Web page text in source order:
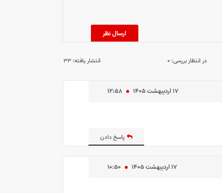
انتشار یافته:۳۳ در انتظار بررسی:۰
۱۲:۵۸ ۱۷ ارديبهشت ۱۴۰۵
پاسخ دادن
۱۰:۵۰ ۱۷ ارديبهشت ۱۴۰۵